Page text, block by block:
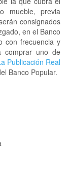
mueble, previa
consignados
en el Banco
con frecuencia y
comprar uno de
Publicación Real
Banco Popular.